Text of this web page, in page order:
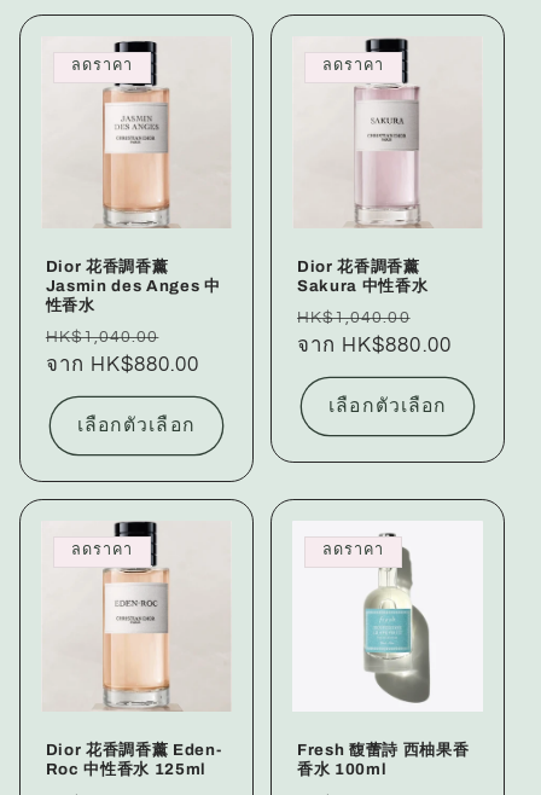
ลดราคา
Dior 花香調香薰
Jasmin des Anges 中
性香水
ราคา
ปกติ
HK$1,040.00
โปรโมชัน
จาก HK$880.00
เลือกตัวเลือก
ลดราคา
Dior 花香調香薰
Sakura 中性香水
ราคา
ปกติ
HK$1,040.00
โปรโมชัน
จาก HK$880.00
เลือกตัวเลือก
ลดราคา
Dior 花香調香薰 Eden-
Roc 中性香水 125ml
ลดราคา
Fresh 馥蕾詩 西柚果香
香水 100ml